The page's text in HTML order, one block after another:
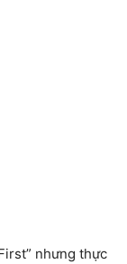
nhưng thực